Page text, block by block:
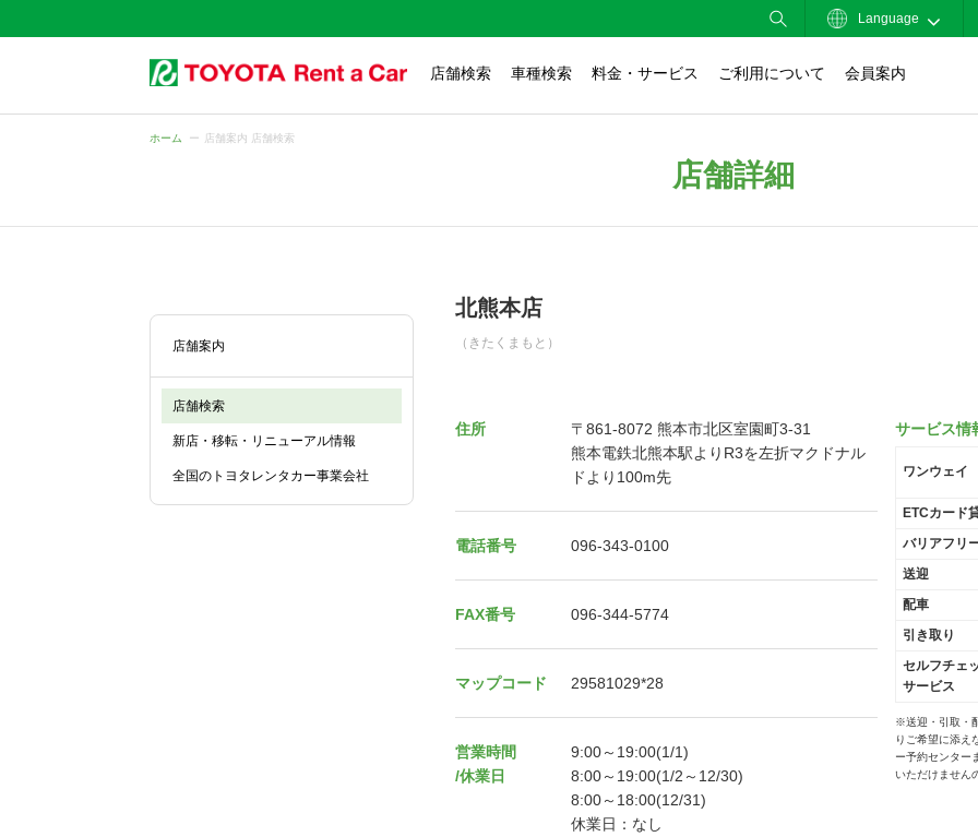
Language
店舗検索 車種検索 料金・サービス ご利用について 会員案内
ホーム 店舗案内 店舗検索
店舗詳細
店舗案内
店舗検索
新店・移転・リニューアル情報
全国のトヨタレンタカー事業会社
北熊本店
（きたくまもと）
住所
〒861-8072 熊本市北区室園町3-31
熊本電鉄北熊本駅よりR3を左折マクドナル
ドより100m先
電話番号 096-343-0100
FAX番号 096-344-5774
マップコード 29581029*28
営業時間
/休業日
9:00～19:00(1/1)
8:00～19:00(1/2～12/30)
8:00～18:00(12/31)
休業日：なし
サービス情
ワンウェイ
ETCカード
バリアフリ
送迎
配車
引き取り
セルフチェ
サービス
※送迎・引取・
りご希望に添え
ー予約センター
いただけません